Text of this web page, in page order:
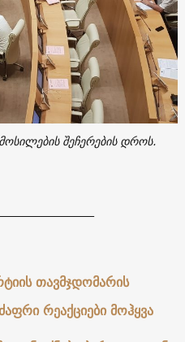
შეჩერების დროს.
თავმჯდომარის
რეაქციები მოჰყვა